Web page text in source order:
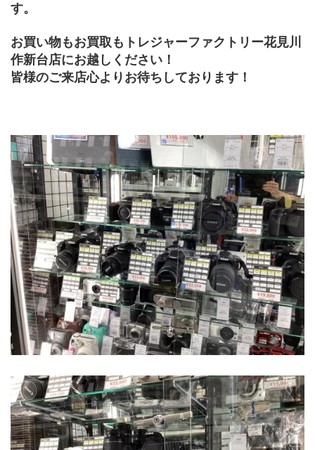
す。
お買い物もお買取もトレジャーファクトリー花見川
作新台店にお越しください！
皆様のご来店心よりお待ちしております！